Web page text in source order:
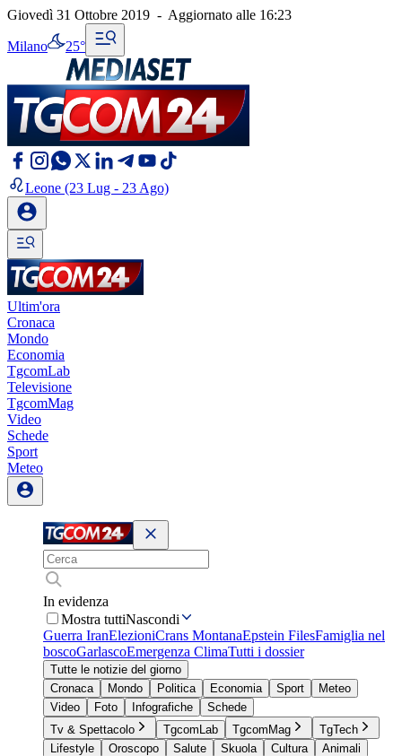
Giovedì 31 Ottobre 2019 - Aggiornato alle 16:23
Milano 25°
Leone (23 Lug - 23 Ago)
Ultim'ora
Cronaca
Mondo
Economia
TgcomLab
Televisione
TgcomMag
Video
Schede
Sport
Meteo
In evidenza
Mostra tuttiNascondi
Guerra IranElezioniCrans MontanaEpstein FilesFamiglia nel
boscoGarlascoEmergenza ClimaTutti i dossier
Tutte le notizie del giorno
Cronaca
Mondo Politica Economia Sport
Meteo
Video
Foto Infografiche
Schede
Tv & Spettacolo
TgcomLab TgcomMag
TgTech
Lifestyle
Oroscopo Salute Skuola Cultura
Animali